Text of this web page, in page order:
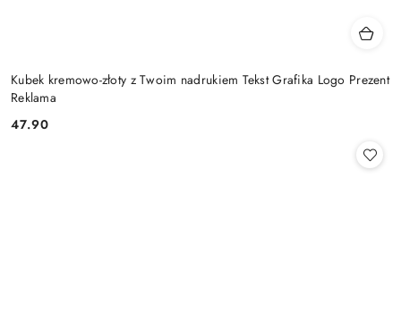
Kubek kremowo-złoty z Twoim nadrukiem Tekst Grafika Logo Prezent
Reklama
Cena:
47.90